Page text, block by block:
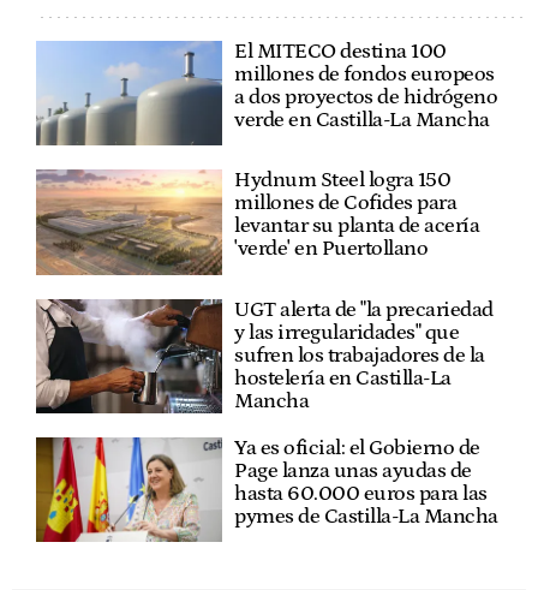
El MITECO destina 100
millones de fondos europeos
a dos proyectos de hidrógeno
verde en Castilla-La Mancha
Hydnum Steel logra 150
millones de Cofides para
levantar su planta de acería
'verde' en Puertollano
UGT alerta de "la precariedad
y las irregularidades" que
sufren los trabajadores de la
hostelería en Castilla-La
Mancha
Ya es oficial: el Gobierno de
Page lanza unas ayudas de
hasta 60.000 euros para las
pymes de Castilla-La Mancha